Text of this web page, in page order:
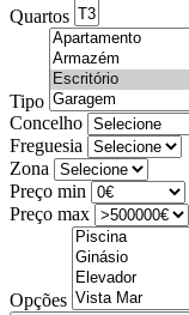
Quartos
Tipo
Concelho
Freguesia
Zona
Preço min
Preço max
Opções